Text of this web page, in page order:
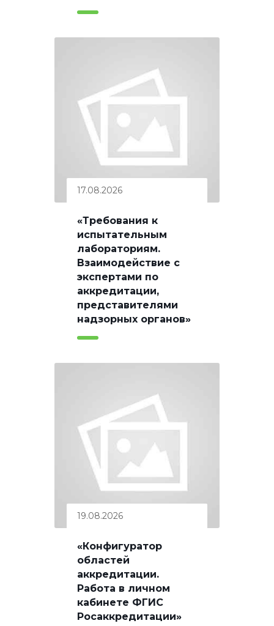
17.08.2026
«Требования к
испытательным
лабораториям.
Взаимодействие с
экспертами по
аккредитации,
представителями
надзорных органов»
19.08.2026
«Конфигуратор
областей
аккредитации.
Работа в личном
кабинете ФГИС
Росаккредитации»